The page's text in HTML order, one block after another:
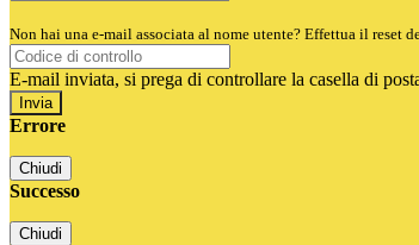
Non hai una e-mail associata al nome utente? Effettua il reset
E-mail inviata, si prega di controllare la casella di
Errore
Chiudi
Successo
Chiudi